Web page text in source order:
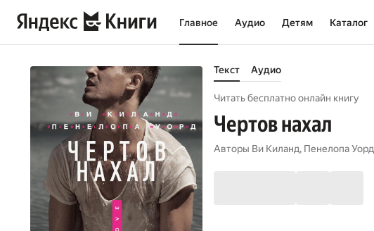
Главное Аудио Детям Каталог
Текст Аудио
Читать бесплатно онлайн книгу
Чертов нахал
Авторы Ви Киланд, Пенелопа Уорд